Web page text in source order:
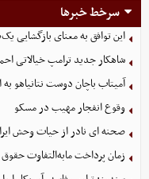
سرخط خبرها
این توافق به معنای بازگشایی
شاهکار جدید ترامپ خیالاتی
آمیتاب باچان دوست نتانیاهو
وقوع انفجار مهیب در مسکو
صحنه ای نادر از حیات وحش
زمان پرداخت مابه‌التفاوت